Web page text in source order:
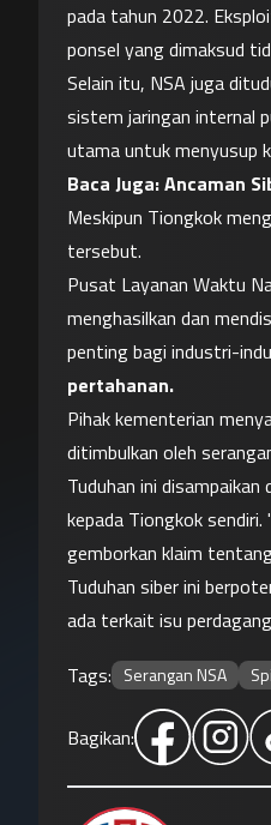
pada tahun 2022.
ponsel yang dimaksud
Selain itu, NSA juga
sistem jaringan internal
utama untuk menyusup
Baca Juga: Ancaman
Meskipun Tiongkok
tersebut.
Pusat Layanan Waktu
menghasilkan dan
penting bagi industri-
pertahanan.
Pihak kementerian
ditimbulkan oleh
Tuduhan ini
kepada Tiongkok
gemborkan klaim
Tuduhan siber ini
ada terkait isu
Tags: Serangan NSA
Bagikan: